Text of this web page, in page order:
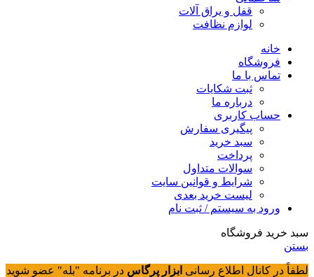
قفل و یراق آلات
لوازم نظافت
خانه
فروشگاه
تماس با ما
ثبت شکایات
درباره ما
حساب کاربری
پیگیری سفارش
سبد خرید
پرداخت
سوالات متداول
شرایط و قوانین سایت
لیست خرید بعدی
ورود به سیستم / ثبت نام
سبد خرید فروشگاه
بستن
لطفاً در کانال اطلاع رسانی ابزار پرگاس در برنامه "بله" عضو شوید